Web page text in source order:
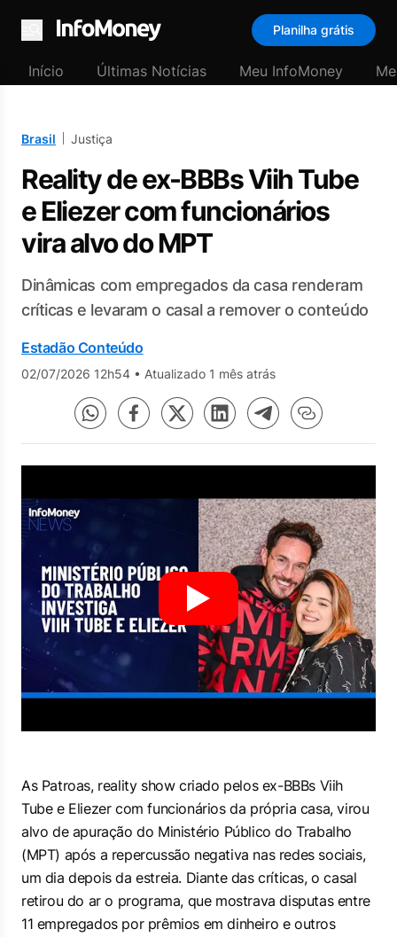
Menu
Planilha grátis
Início Últimas Notícias Meu InfoMoney
Brasil Justiça
Reality de ex-BBBs Viih Tube
e Eliezer com funcionários
vira alvo do MPT
Dinâmicas com empregados da casa renderam
críticas e levaram o casal a remover o conteúdo
Estadão Conteúdo
02/07/2026 12h54 • Atualizado 1 mês atrás
As Patroas, reality show criado pelos ex-BBBs Viih
Tube e Eliezer com funcionários da própria casa, virou
alvo de apuração do Ministério Público do Trabalho
(MPT) após a repercussão negativa nas redes sociais,
um dia depois da estreia. Diante das críticas, o casal
retirou do ar o programa, que mostrava disputas entre
11 empregados por prêmios em dinheiro e outros